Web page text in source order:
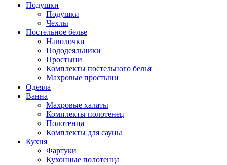
Подушки
Подушки
Чехлы
Постельное белье
Наволочки
Пододеяльники
Простыни
Комплекты постельного белья
Махровые простыни
Одеяла
Ванна
Махровые халаты
Комплекты полотенец
Полотенца
Комплекты для сауны
Кухня
Фартуки
Кухонные полотенца